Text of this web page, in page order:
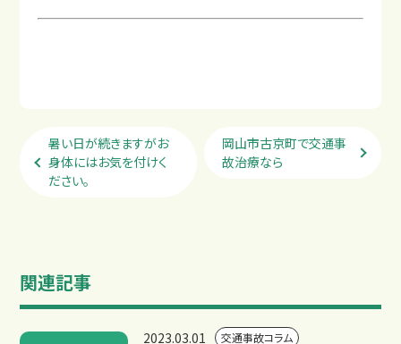
岡山市古京町で交通事
故治療なら
暑い日が続きますがお
身体にはお気を付けく
ださい。
関連記事
2023.03.01 交通事故コラム